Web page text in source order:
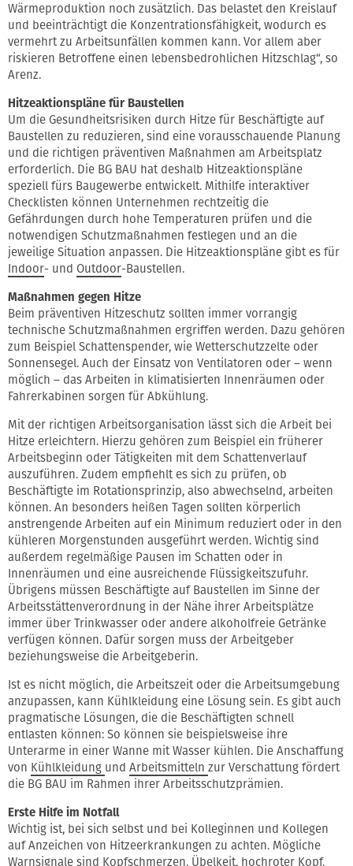
Wärmeproduktion noch zusätzlich. Das belastet den Kreislauf
und beeinträchtigt die Konzentrationsfähigkeit, wodurch es
vermehrt zu Arbeitsunfällen kommen kann. Vor allem aber
riskieren Betroffene einen lebensbedrohlichen Hitzschlag“, so
Arenz.
Hitzeaktionspläne für Baustellen
Um die Gesundheitsrisiken durch Hitze für Beschäftigte auf
Baustellen zu reduzieren, sind eine vorausschauende Planung
und die richtigen präventiven Maßnahmen am Arbeitsplatz
erforderlich. Die BG BAU hat deshalb Hitzeaktionspläne
speziell fürs Baugewerbe entwickelt. Mithilfe interaktiver
Checklisten können Unternehmen rechtzeitig die
Gefährdungen durch hohe Temperaturen prüfen und die
notwendigen Schutzmaßnahmen festlegen und an die
jeweilige Situation anpassen. Die Hitzeaktionspläne gibt es für
Indoor- und Outdoor-Baustellen.
Maßnahmen gegen Hitze
Beim präventiven Hitzeschutz sollten immer vorrangig
technische Schutzmaßnahmen ergriffen werden. Dazu gehören
zum Beispiel Schattenspender, wie Wetterschutzzelte oder
Sonnensegel. Auch der Einsatz von Ventilatoren oder – wenn
möglich – das Arbeiten in klimatisierten Innenräumen oder
Fahrerkabinen sorgen für Abkühlung.
Mit der richtigen Arbeitsorganisation lässt sich die Arbeit bei
Hitze erleichtern. Hierzu gehören zum Beispiel ein früherer
Arbeitsbeginn oder Tätigkeiten mit dem Schattenverlauf
auszuführen. Zudem empfiehlt es sich zu prüfen, ob
Beschäftigte im Rotationsprinzip, also abwechselnd, arbeiten
können. An besonders heißen Tagen sollten körperlich
anstrengende Arbeiten auf ein Minimum reduziert oder in den
kühleren Morgenstunden ausgeführt werden. Wichtig sind
außerdem regelmäßige Pausen im Schatten oder in
Innenräumen und eine ausreichende Flüssigkeitszufuhr.
Übrigens müssen Beschäftigte auf Baustellen im Sinne der
Arbeitsstättenverordnung in der Nähe ihrer Arbeitsplätze
immer über Trinkwasser oder andere alkoholfreie Getränke
verfügen können. Dafür sorgen muss der Arbeitgeber
beziehungsweise die Arbeitgeberin.
Ist es nicht möglich, die Arbeitszeit oder die Arbeitsumgebung
anzupassen, kann Kühlkleidung eine Lösung sein. Es gibt auch
pragmatische Lösungen, die die Beschäftigten schnell
entlasten können: So können sie beispielsweise ihre
Unterarme in einer Wanne mit Wasser kühlen. Die Anschaffung
von Kühlkleidung und Arbeitsmitteln zur Verschattung fördert
die BG BAU im Rahmen ihrer Arbeitsschutzprämien.
Erste Hilfe im Notfall
Wichtig ist, bei sich selbst und bei Kolleginnen und Kollegen
auf Anzeichen von Hitzeerkrankungen zu achten. Mögliche
Warnsignale sind Kopfschmerzen, Übelkeit, hochroter Kopf,